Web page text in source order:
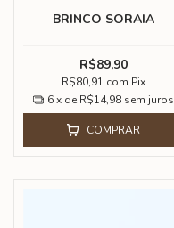
BRINCO SORAIA
R$89,90
R$80,91 com Pix
6 x de R$14,98 sem juros
COMPRAR